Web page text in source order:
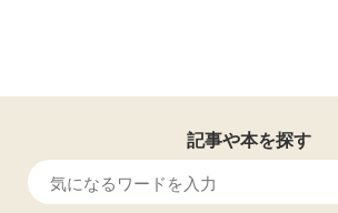
記事や本を探す